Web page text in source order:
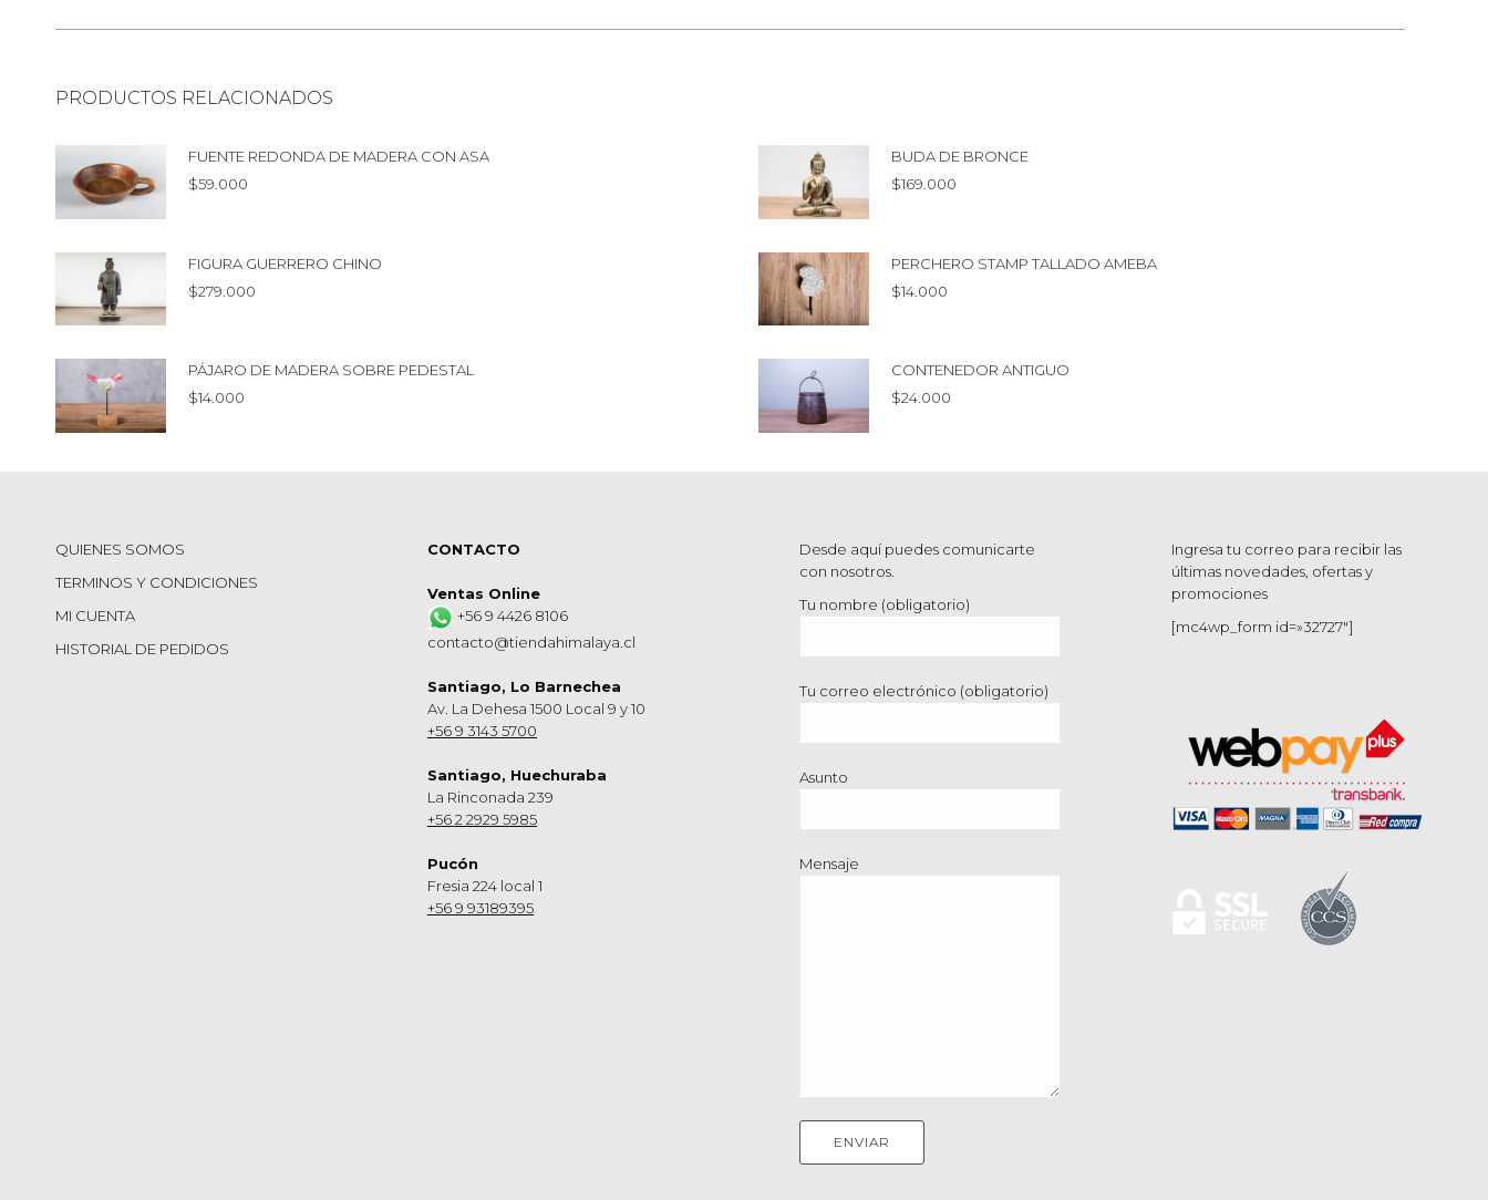
PRODUCTOS RELACIONADOS
FUENTE REDONDA DE MADERA CON ASA
$59.000
BUDA DE BRONCE
$169.000
FIGURA GUERRERO CHINO
$279.000
PERCHERO STAMP TALLADO AMEBA
$14.000
PÁJARO DE MADERA SOBRE PEDESTAL
$14.000
CONTENEDOR ANTIGUO
$24.000
QUIENES SOMOS
TERMINOS Y CONDICIONES
MI CUENTA
HISTORIAL DE PEDIDOS
CONTACTO
Ventas Online
+56 9 4426 8106
contacto@tiendahimalaya.cl
Santiago, Lo Barnechea
Av. La Dehesa 1500 Local 9 y 10
+56 9 3143 5700
Santiago, Huechuraba
La Rinconada 239
+56 2 2929 5985
Pucón
Fresia 224 local 1
+56 9 93189395
Desde aquí puedes comunicarte
con nosotros.
Tu nombre (obligatorio)
Tu correo electrónico (obligatorio)
Asunto
Mensaje
Ingresa tu correo para recibir las
últimas novedades, ofertas y
promociones
[mc4wp_form id=»32727″]